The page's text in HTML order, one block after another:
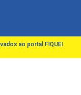
ao portal FIQUEI